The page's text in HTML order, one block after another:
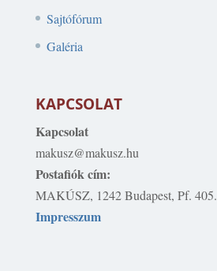
Sajtófórum
Galéria
KAPCSOLAT
Kapcsolat
makusz@makusz.hu
Postafiók cím:
MAKÚSZ, 1242 Budapest, Pf. 405.
Impresszum